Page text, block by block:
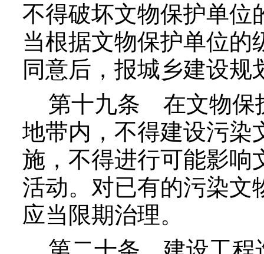
不得破坏文物保护单位
当根据文物保护单位的
同意后，报城乡建设规
第十九条 在文物保
地带内，不得建设污染
施，不得进行可能影响
活动。对已有的污染文
应当限期治理。